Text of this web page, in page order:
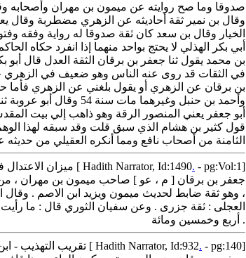
صدوقا وما صح روايته عن ميمون بن مهران وأصحابه
وقال بن نمير ثقة أحاديثه عن الزهري مضطربة وقال
الخيار وقال بن سعد كان ثقة صدوقا له رواية وفقه
أبي بكر الهذلي لا يحتج بواحد منهما إذا انفرد حكاه
بن محمد يقول ثنا جعفر بن برقان الثقة العدل قال
في الثقات قد روى عنه الناس وهو ضعيف في الزهري
وأحمد بن حنبل
قول كثير بن هشام الذي سبق قلت وقد سبقه لهذا
الثامنة من أصحاب نافع ومما أنكره العقيلي من حديثه عن الزهري حديث
Mezan al-A'tadal al-Dhahbi - ميزان الاعتدال في نقد الرجال- الذهبي [ Hadith Narrator, Id:1490. - pg:Vol:1]
جعفر بن برقان [ م ، عو ] صاحب ميمون بن مهران ،
، وهو ثقة ضابط لحديث ميمون ويزيد ابن الاصم .
العجلى : ثقة جزرى . وعن سفيان الثوري قال : ما
أربع وخمسين ومائة .
Taqrib al-Tahdheeb Ibn Hajr - تقريب التهذيب - ابن حجر العسقلاني [ Hadith Narrator, Id:932. - pg:140]